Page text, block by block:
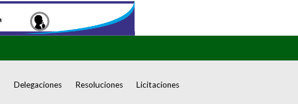
Delegaciones Resoluciones Licitaciones